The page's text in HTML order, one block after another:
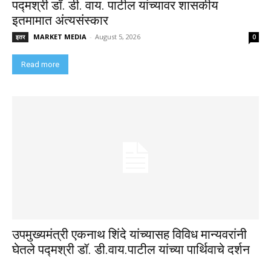
पद्मश्री डॉ. डी. वाय. पाटील यांच्यावर शासकीय
इतमामात अंत्यसंस्कार
इतर MARKET MEDIA - August 5, 2026 0
Read more
उपमुख्यमंत्री एकनाथ शिंदे यांच्यासह विविध मान्यवरांनी
घेतले पद्मश्री डॉ. डी.वाय.पाटील यांच्या पार्थिवाचे दर्शन